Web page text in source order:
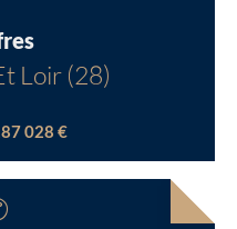
Loir (28)
028 €